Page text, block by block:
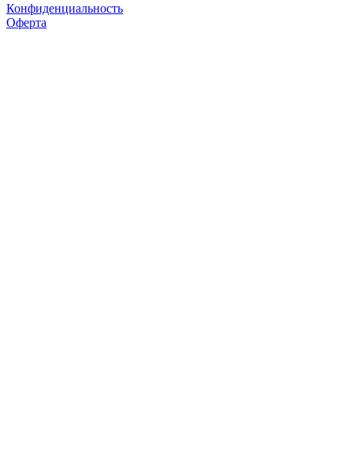
Конфиденциальность
Оферта